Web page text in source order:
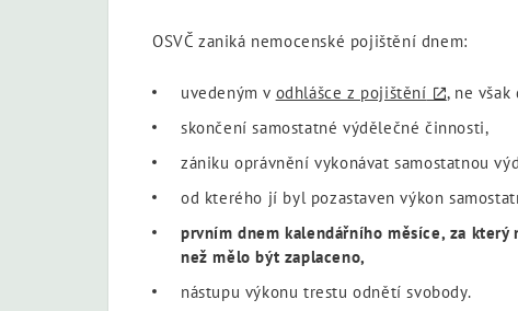
OSVČ zaniká nemocenské pojištění dnem:
uvedeným v odhlášce z pojištění
, ne
skončení samostatné výdělečné činnosti,
zániku oprávnění vykonávat samostatnou
od kterého jí byl pozastaven výkon
prvním dnem kalendářního měsíce, za
než mělo být zaplaceno,
nástupu výkonu trestu odnětí svobody.